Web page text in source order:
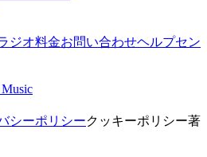
ジオ料金お問い合わせヘルプセン
Music
シーポリシークッキーポリシー著